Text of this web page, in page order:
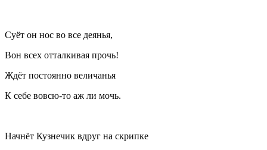
Суёт он нос во все деянья,
Вон всех отталкивая прочь!
Ждёт постоянно величанья
К себе вовсю‐то аж ли мочь.
Начнёт Кузнечик вдруг на скрипке